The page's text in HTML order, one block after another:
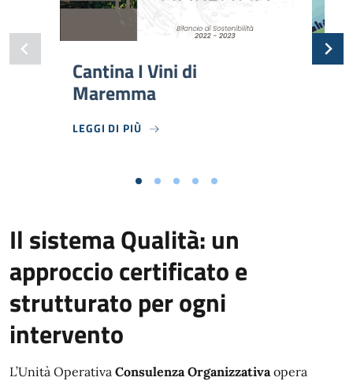
Cantina I Vini di
Maremma
LEGGI DI PIÙ
Il sistema Qualità: un
approccio certificato e
strutturato per ogni
intervento
L’Unità Operativa Consulenza Organizzativaopera